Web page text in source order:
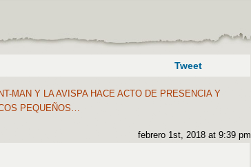
Tweet
MAN Y LA AVISPA HACE ACTO DE PRESENCIA Y
PEQUEÑOS…
febrero 1st, 2018 at 9:39 pm